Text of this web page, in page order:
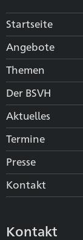
Startseite
Angebote
Themen
Der BSVH
Aktuelles
Termine
Presse
Kontakt
Kontakt